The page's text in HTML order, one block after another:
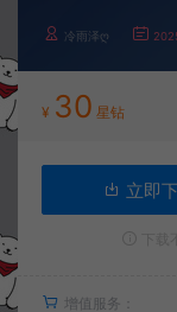
冷雨泽ღ
¥ 30 星钻
立即
增值服务：